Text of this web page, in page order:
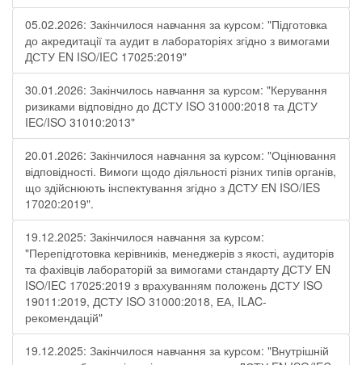
05.02.2026: Закінчилося навчання за курсом: "Підготовка
до акредитації та аудит в лабораторіях згідно з вимогами
ДСТУ EN ISO/IEC 17025:2019"
30.01.2026: Закінчилось навчання за курсом: "Керування
ризиками відповідно до ДСТУ ISO 31000:2018 та ДСТУ
IEC/ISO 31010:2013"
20.01.2026: Закінчилося навчання за курсом: "Оцінювання
відповідності. Вимоги щодо діяльності різних типів органів,
що здійснюють інспектування згідно з ДСТУ ЕN ISO/IES
17020:2019".
19.12.2025: Закінчилося навчання за курсом:
"Перепідготовка керівників, менеджерів з якості, аудиторів
та фахівців лабораторій за вимогами стандарту ДСТУ EN
ISO/IEC 17025:2019 з врахуванням положень ДСТУ ISO
19011:2019, ДСТУ ISO 31000:2018, ЕА, ILAC-
рекомендацій"
19.12.2025: Закінчилося навчання за курсом: "Внутрішній